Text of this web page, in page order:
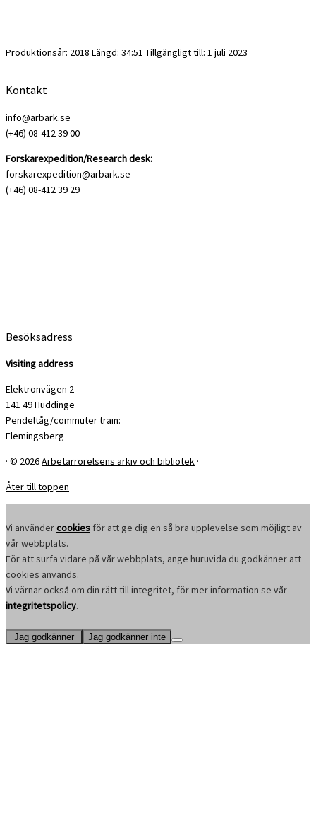
Produktionsår: 2018 Längd: 34:51 Tillgängligt till: 1 juli 2023
Kontakt
info@arbark.se
(+46) 08-412 39 00
Forskarexpedition/Research desk:
forskarexpedition@arbark.se
(+46) 08-412 39 29
Besöksadress
Visiting address
Elektronvägen 2
141 49 Huddinge
Pendeltåg/commuter train:
Flemingsberg
· © 2026Arbetarrörelsens arkiv och bibliotek ·
Åter till toppen
Vi användercookies för att ge dig en så bra upplevelse som möjligt av
vår webbplats.
För att surfa vidare på vår webbplats, ange huruvida du godkänner att
cookies används.
Vi värnar också om din rätt till integritet, för mer information se vår
integritetspolicy.
Jag godkänner Jag godkänner inte